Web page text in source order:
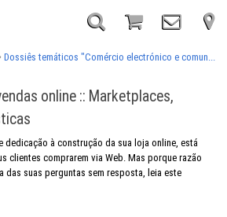
Dossiês temáticos "Comércio electrónico e comun...
online :: Marketplaces,
dedicação à construção da sua loja online, está
clientes comprarem via Web. Mas porque razão
das suas perguntas sem resposta, leia este